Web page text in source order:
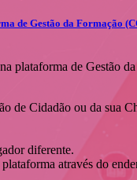
de Gestão da Formação
plataforma de Gestão
de Cidadão ou da sua
diferente.
através do